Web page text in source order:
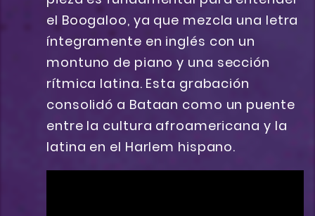
el Boogaloo, ya que mezcla una letra
íntegramente en inglés con un
montuno de piano y una sección
rítmica latina. Esta grabación
consolidó a Bataan como un puente
entre la cultura afroamericana y la
latina en el Harlem hispano.